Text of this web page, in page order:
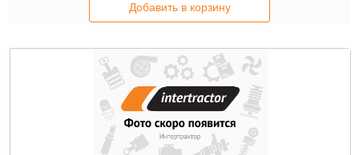
Добавить в корзину